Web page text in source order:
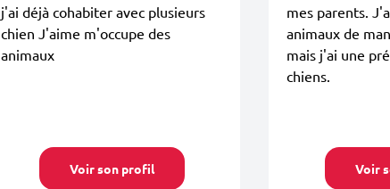
j'ai déjà cohabiter avec plusieurs
chien J'aime m'occupe des
animaux
Voir son profil
mes parents.
animaux de
mais j'ai une
chiens.
Voir